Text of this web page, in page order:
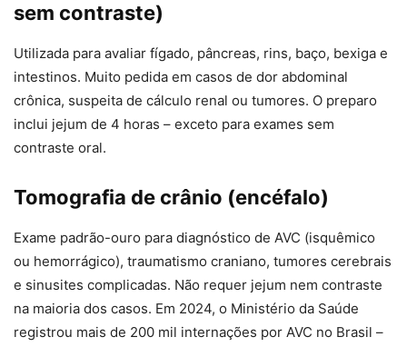
sem contraste)
Utilizada para avaliar fígado, pâncreas, rins, baço, bexiga e
intestinos. Muito pedida em casos de dor abdominal
crônica, suspeita de cálculo renal ou tumores. O preparo
inclui jejum de 4 horas – exceto para exames sem
contraste oral.
Tomografia de crânio (encéfalo)
Exame padrão-ouro para diagnóstico de AVC (isquêmico
ou hemorrágico), traumatismo craniano, tumores cerebrais
e sinusites complicadas. Não requer jejum nem contraste
na maioria dos casos. Em 2024, o Ministério da Saúde
registrou mais de 200 mil internações por AVC no Brasil –